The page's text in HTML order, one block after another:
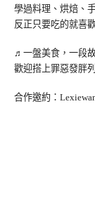
學過料理、烘焙、
反正只要吃的就喜
♬一盤美食，一段
歡迎搭上罪惡發胖
合作邀約：